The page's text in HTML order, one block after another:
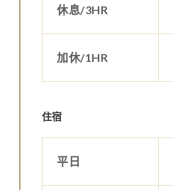
休息/3HR
加休/1HR
住宿
平日